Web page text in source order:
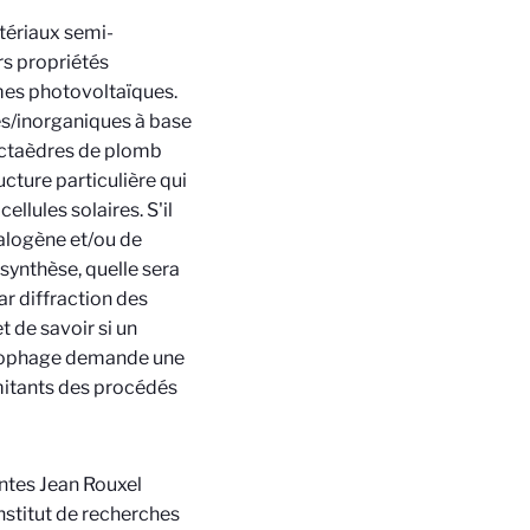
semi-
propriétés
photovoltaïques.
inorganiques à base
de plomb
particulière qui
solaires. S'il
et/ou de
quelle sera
diffraction des
de savoir si un
demande une
des procédés
Jean Rouxel
de recherches